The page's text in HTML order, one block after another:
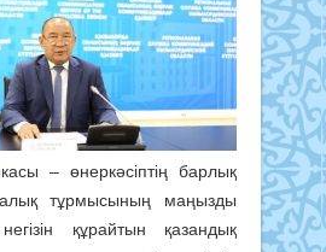
– өнеркәсіптің барлық
тұрмысының маңызды
құрайтын қазандық